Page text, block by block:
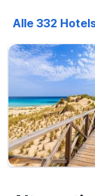
die
Anzahl
der
Tage
vor
Aufenthalt
anzeigt
Das
Diagramm
hat
1
Alle 332